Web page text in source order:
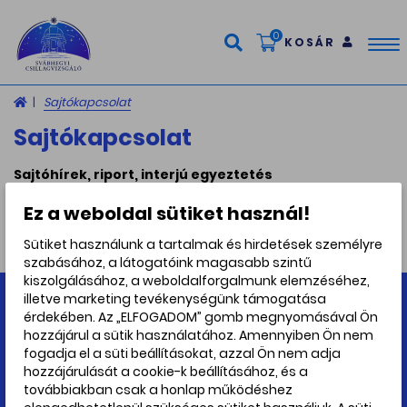
0 KOSÁR
Sajtókapcsolat
Sajtókapcsolat
Sajtóhírek, riport, interjú egyeztetés
Ádám Adrienn
Ez a weboldal sütiket használ!
Sütiket használunk a tartalmak és hirdetések személyre
szabásához, a látogatóink magasabb szintű
kiszolgálásához, a weboldalforgalmunk elemzéséhez,
illetve marketing tevékenységünk támogatása
érdekében. Az „ELFOGADOM” gomb megnyomásával Ön
hozzájárul a sütik használatához. Amennyiben Ön nem
fogadja el a süti beállításokat, azzal Ön nem adja
hozzájárulását a cookie-k beállításához, és a
továbbiakban csak a honlap működéshez